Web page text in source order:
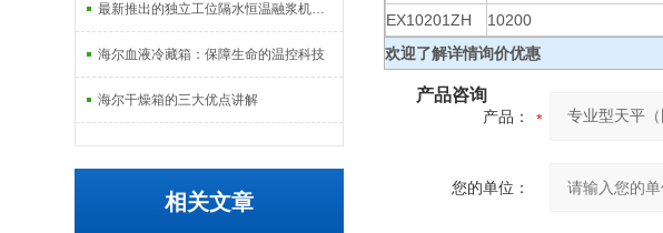
最新推出的独立工位隔水恒温融浆机产品系列
海尔血液冷藏箱：保障生命的温控科技
海尔干燥箱的三大优点讲解
相关文章
EX10201ZH
10200
欢迎了解详情询价优惠
产品咨询
产品：
您的单位：